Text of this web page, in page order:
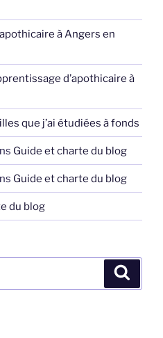
à Angers en
d’apothicaire à
que j’ai étudiées à fonds
Guide et charte du blog
Guide et charte du blog
du blog